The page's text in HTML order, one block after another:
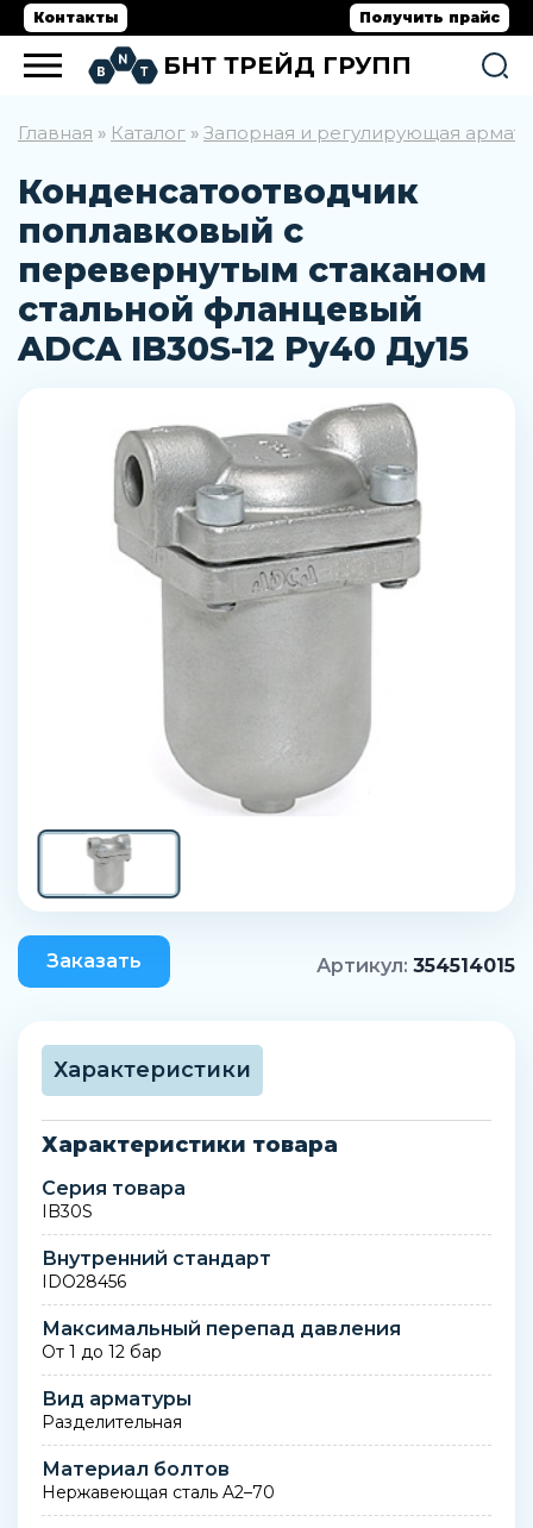
Контакты Получить прайс
БНТ ТРЕЙД ГРУПП
Главная » Каталог » Запорная и регулирующая
Конденсатоотводчик
поплавковый с
перевернутым стаканом
стальной фланцевый
ADCA IB30S-12 Ру40 Ду15
Заказать Артикул: 354514015
Характеристики
Характеристики товара
Серия товара
IB30S
Внутренний стандарт
IDO28456
Максимальный перепад давления
От 1 до 12 бар
Вид арматуры
Разделительная
Материал болтов
Нержавеющая сталь A2–70